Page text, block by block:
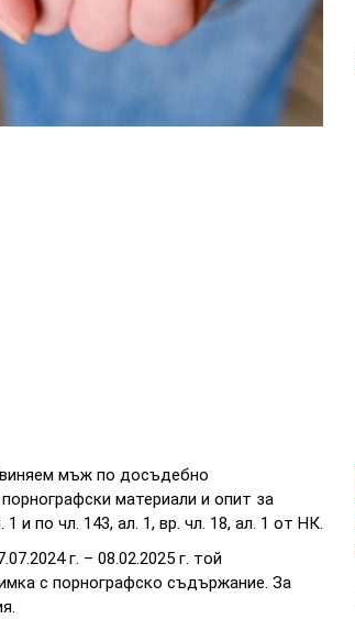
мъж по досъдебно
материали и опит за
и по чл. 143, ал. 1, вр. чл. 18, ал. 1 от НК.
г. – 08.02.2025 г. той
с порнографско съдържание. За